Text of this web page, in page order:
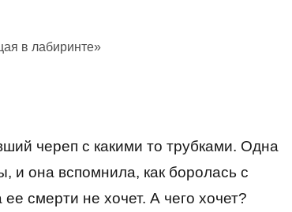
в лабиринте»
череп с какими то трубками. Одна
и она вспомнила, как боролась с
смерти не хочет. А чего хочет?